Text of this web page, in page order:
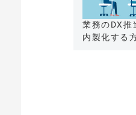
業務のDX推
内製化する